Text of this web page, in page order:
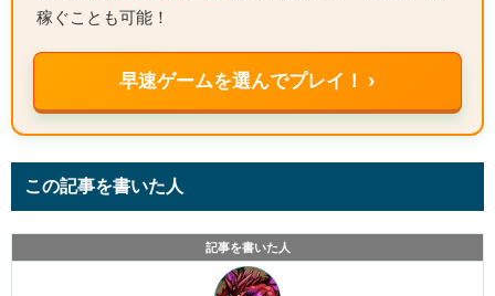
稼ぐことも可能！
早速ゲームを選んでプレイ！ ›
この記事を書いた人
記事を書いた人